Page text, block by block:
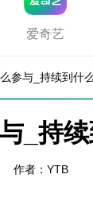
爱奇艺
参与_持续到什
_持
作者：YTB